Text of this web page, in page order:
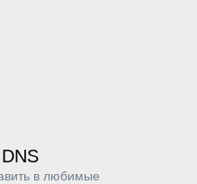
в любимые